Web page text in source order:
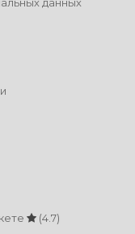
(4.7)